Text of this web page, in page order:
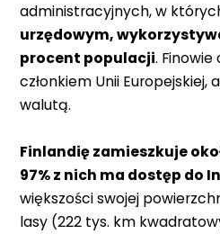
administracyjnych, w
urzędowym,
procent populacji. Finowie
członkiem Unii Europejskiej,
walutą.
Finlandię zamieszkuje
97% z nich ma dostęp do
większości swojej
lasy (222 tys. km